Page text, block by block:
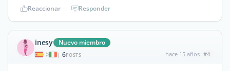
Reaccionar Responder
inesy Nuevo miembro
| 6POSTS hace 15 años #4